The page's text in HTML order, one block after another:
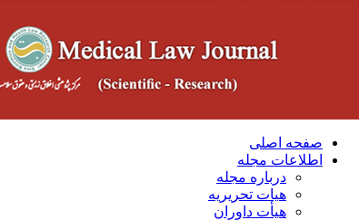
صفحه اصلی
اطلاعات مجله
درباره مجله
هیات تحریریه
هیأت داوران